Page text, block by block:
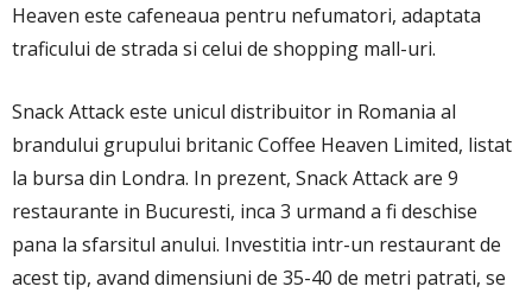
Heaven este cafeneaua pentru nefumatori, adaptata
traficului de strada si celui de shopping mall-uri.
Snack Attack este unicul distribuitor in Romania al
brandului grupului britanic Coffee Heaven Limited, listat
la bursa din Londra. In prezent, Snack Attack are 9
restaurante in Bucuresti, inca 3 urmand a fi deschise
pana la sfarsitul anului. Investitia intr-un restaurant de
acest tip, avand dimensiuni de 35-40 de metri patrati, se